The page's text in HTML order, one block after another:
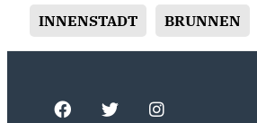
INNENSTADT BRUNNEN